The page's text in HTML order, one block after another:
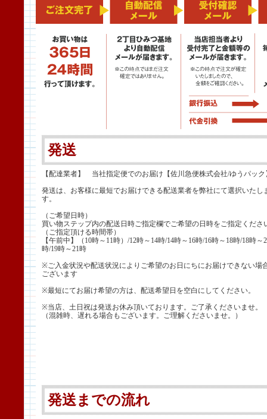
発送
【配達業者】 当社指定便でのお届け【佐川急便株式会社/ゆうパック
発送は、お客様に最短でお届けできる配送業者を弊社にて選択いたし
す。
（ご希望日時）
買い物ステップ内の配送日時ご指定欄でご希望の日時をご指定くださ
（ご指定頂ける時間帯）
【午前中】（10時～11時）/12時～14時/14時～16時/16時～18時/18時～
時/19時～21時
※ご入金状況や配送状況によりご希望のお日にちにお届けできない場
ございます
※最短にてお届け希望の方は、配送希望日を空白にしてください。
※当店、土日祝は発送お休み頂いております。ご了承くださいませ。
（混雑時、遅れる場合もございます。ご理解くださいませ。）
発送までの流れ